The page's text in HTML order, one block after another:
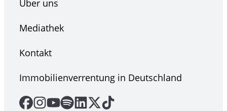
Über uns
Mediathek
Kontakt
Immobilienverrentung in Deutschland